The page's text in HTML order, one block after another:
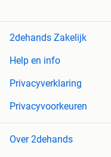
2dehands Zakelijk
Help en info
Privacyverklaring
Privacyvoorkeuren
Over 2dehands